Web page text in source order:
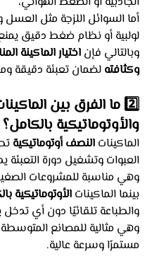
أما السوائل اللزجة مثل
لولبية أو نظام ضغط دقيق
وبالتالي فإن اختيار الماكينة
وكثافته لضمان تعبئة دقيقة
2️⃣ ما الفرق بين
والأوتوماتيكية بالكامل؟
الماكينات النصف أوتوماتيكية
العبوات وتشغيل دورة التعبئة
وهي مناسبة للمشروعات
بينما الماكينات الأوتوماتيكية
والطباعة تلقائيًا دون أي
وهي مثالية للمصانع المتوسطة
مستمرًا وسرعة عالية.